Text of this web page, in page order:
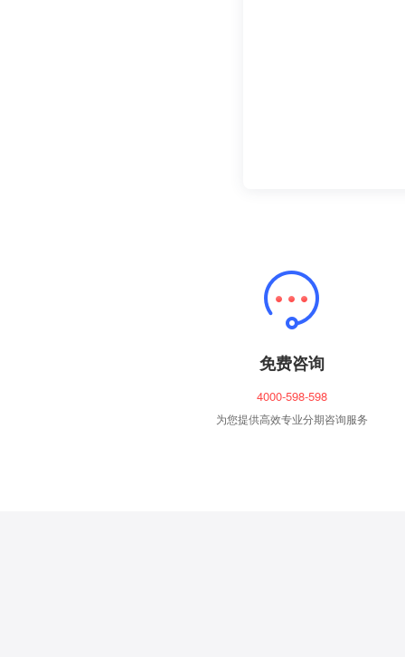
免费咨询
4000-598-598
为您提供高效专业分期咨询服务